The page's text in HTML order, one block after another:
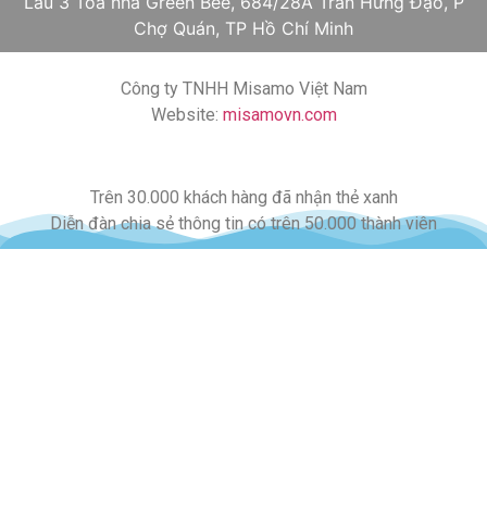
Chợ Quán, TP Hồ Chí Minh
Công ty TNHH Misamo Việt Nam
Website: misamovn.com
Trên 30.000 khách hàng đã nhận thẻ xanh
Diễn đàn chia sẻ thông tin có trên 50.000 thành viên